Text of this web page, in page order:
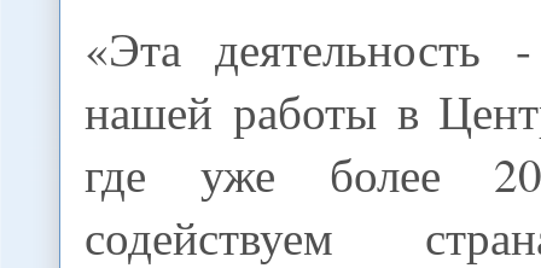
«Эта деятельность
нашей работы в
где уже более
содействуем